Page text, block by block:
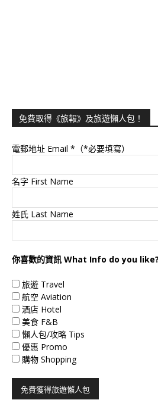
免費取得《旅報》及旅遊懶人包！
電郵地址 Email *（*必要填寫）
名字 First Name
姓氏 Last Name
你喜歡的資訊 What Info do you like?
旅遊 Travel
航空 Aviation
酒店 Hotel
美食 F&B
懶人包/攻略 Tips
優惠 Promo
購物 Shopping